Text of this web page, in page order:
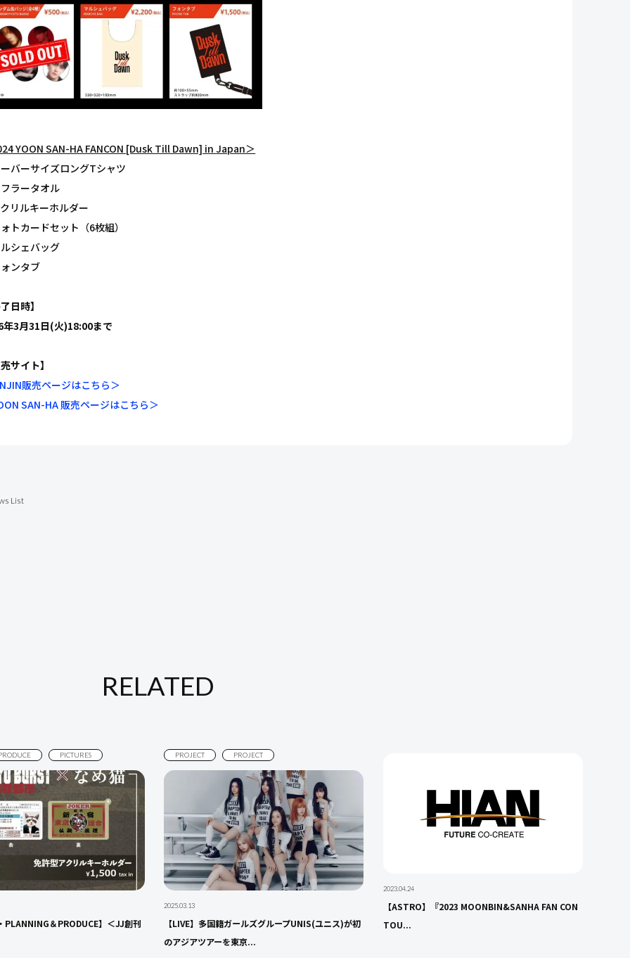
YOON SAN-HA FANCON [Dusk Till Dawn] in Japan＞
バーサイズロングTシャツ
ラータオル
リルキーホルダー
トカードセット（6枚組）
シェバッグ
ンタブ
日時】
年3月31日(火)18:00まで
サイト】
販売ページはこちら＞
SAN-HA 販売ページはこちら＞
List
RELATED
PICTURES
PLANNING＆PRODUCE】＜JJ創刊
PROJECT PROJECT
2025.03.13
【LIVE】多国籍ガールズグループUNIS(ユニス)が初
のアジアツアーを東京...
2023.04.24
【ASTRO】『2023 MOONBIN&SANHA FAN CON
TOU...